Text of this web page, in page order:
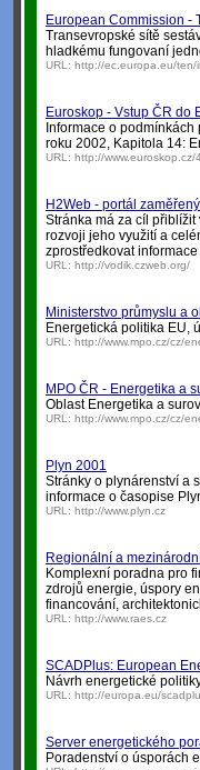
European Commission -
Transevropské sítě
hladkému fungovaní
URL: http://ec.europa.eu/ten/
Euroskop - Vstup ČR do
Informace o
roku 2002, Kapitola 14:
URL: http://
H2Web - portál
Stránka má za cíl
rozvoji jeho využití a
zprostředkovat
URL: http://vodik.czweb.org/
Ministerstvo průmyslu a
Energetická politika EU,
URL: http://www.mpo.cz/cz/
MPO ČR - Energetika a
Oblast Energetika a
URL: http://www.mpo.cz/cz/
Plyn 2001
Stránky o plynárenství a
informace o časopise
URL: http://www.plyn.cz
Regionální a
Komplexní poradna pro
zdrojů energie, úspory
financování,
URL: http://www.raes.cz
SCADPlus: European
Návrh energetické
URL: http://europa.eu/
Server energetického
Poradenství o úsporách